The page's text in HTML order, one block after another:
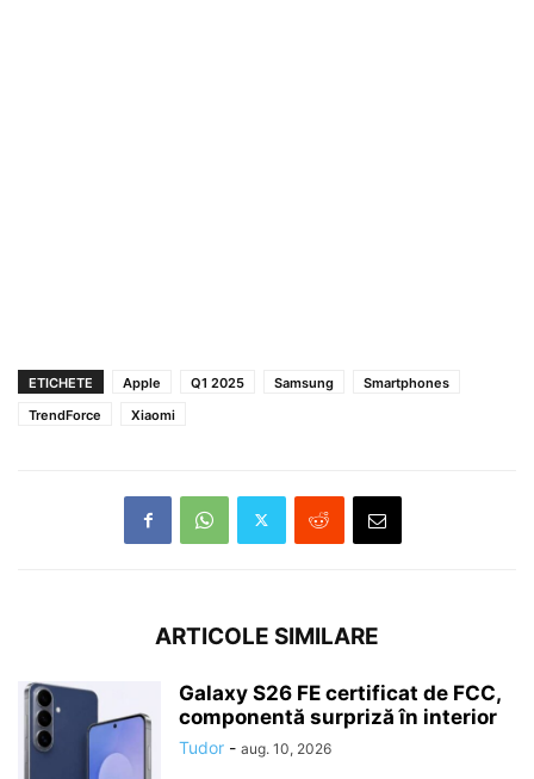
ETICHETE Apple Q1 2025 Samsung
Smartphones
TrendForce
Xiaomi
ARTICOLE SIMILARE
Galaxy S26 FE certificat de FCC,
componentă surpriză în interior
Tudor - aug. 10, 2026